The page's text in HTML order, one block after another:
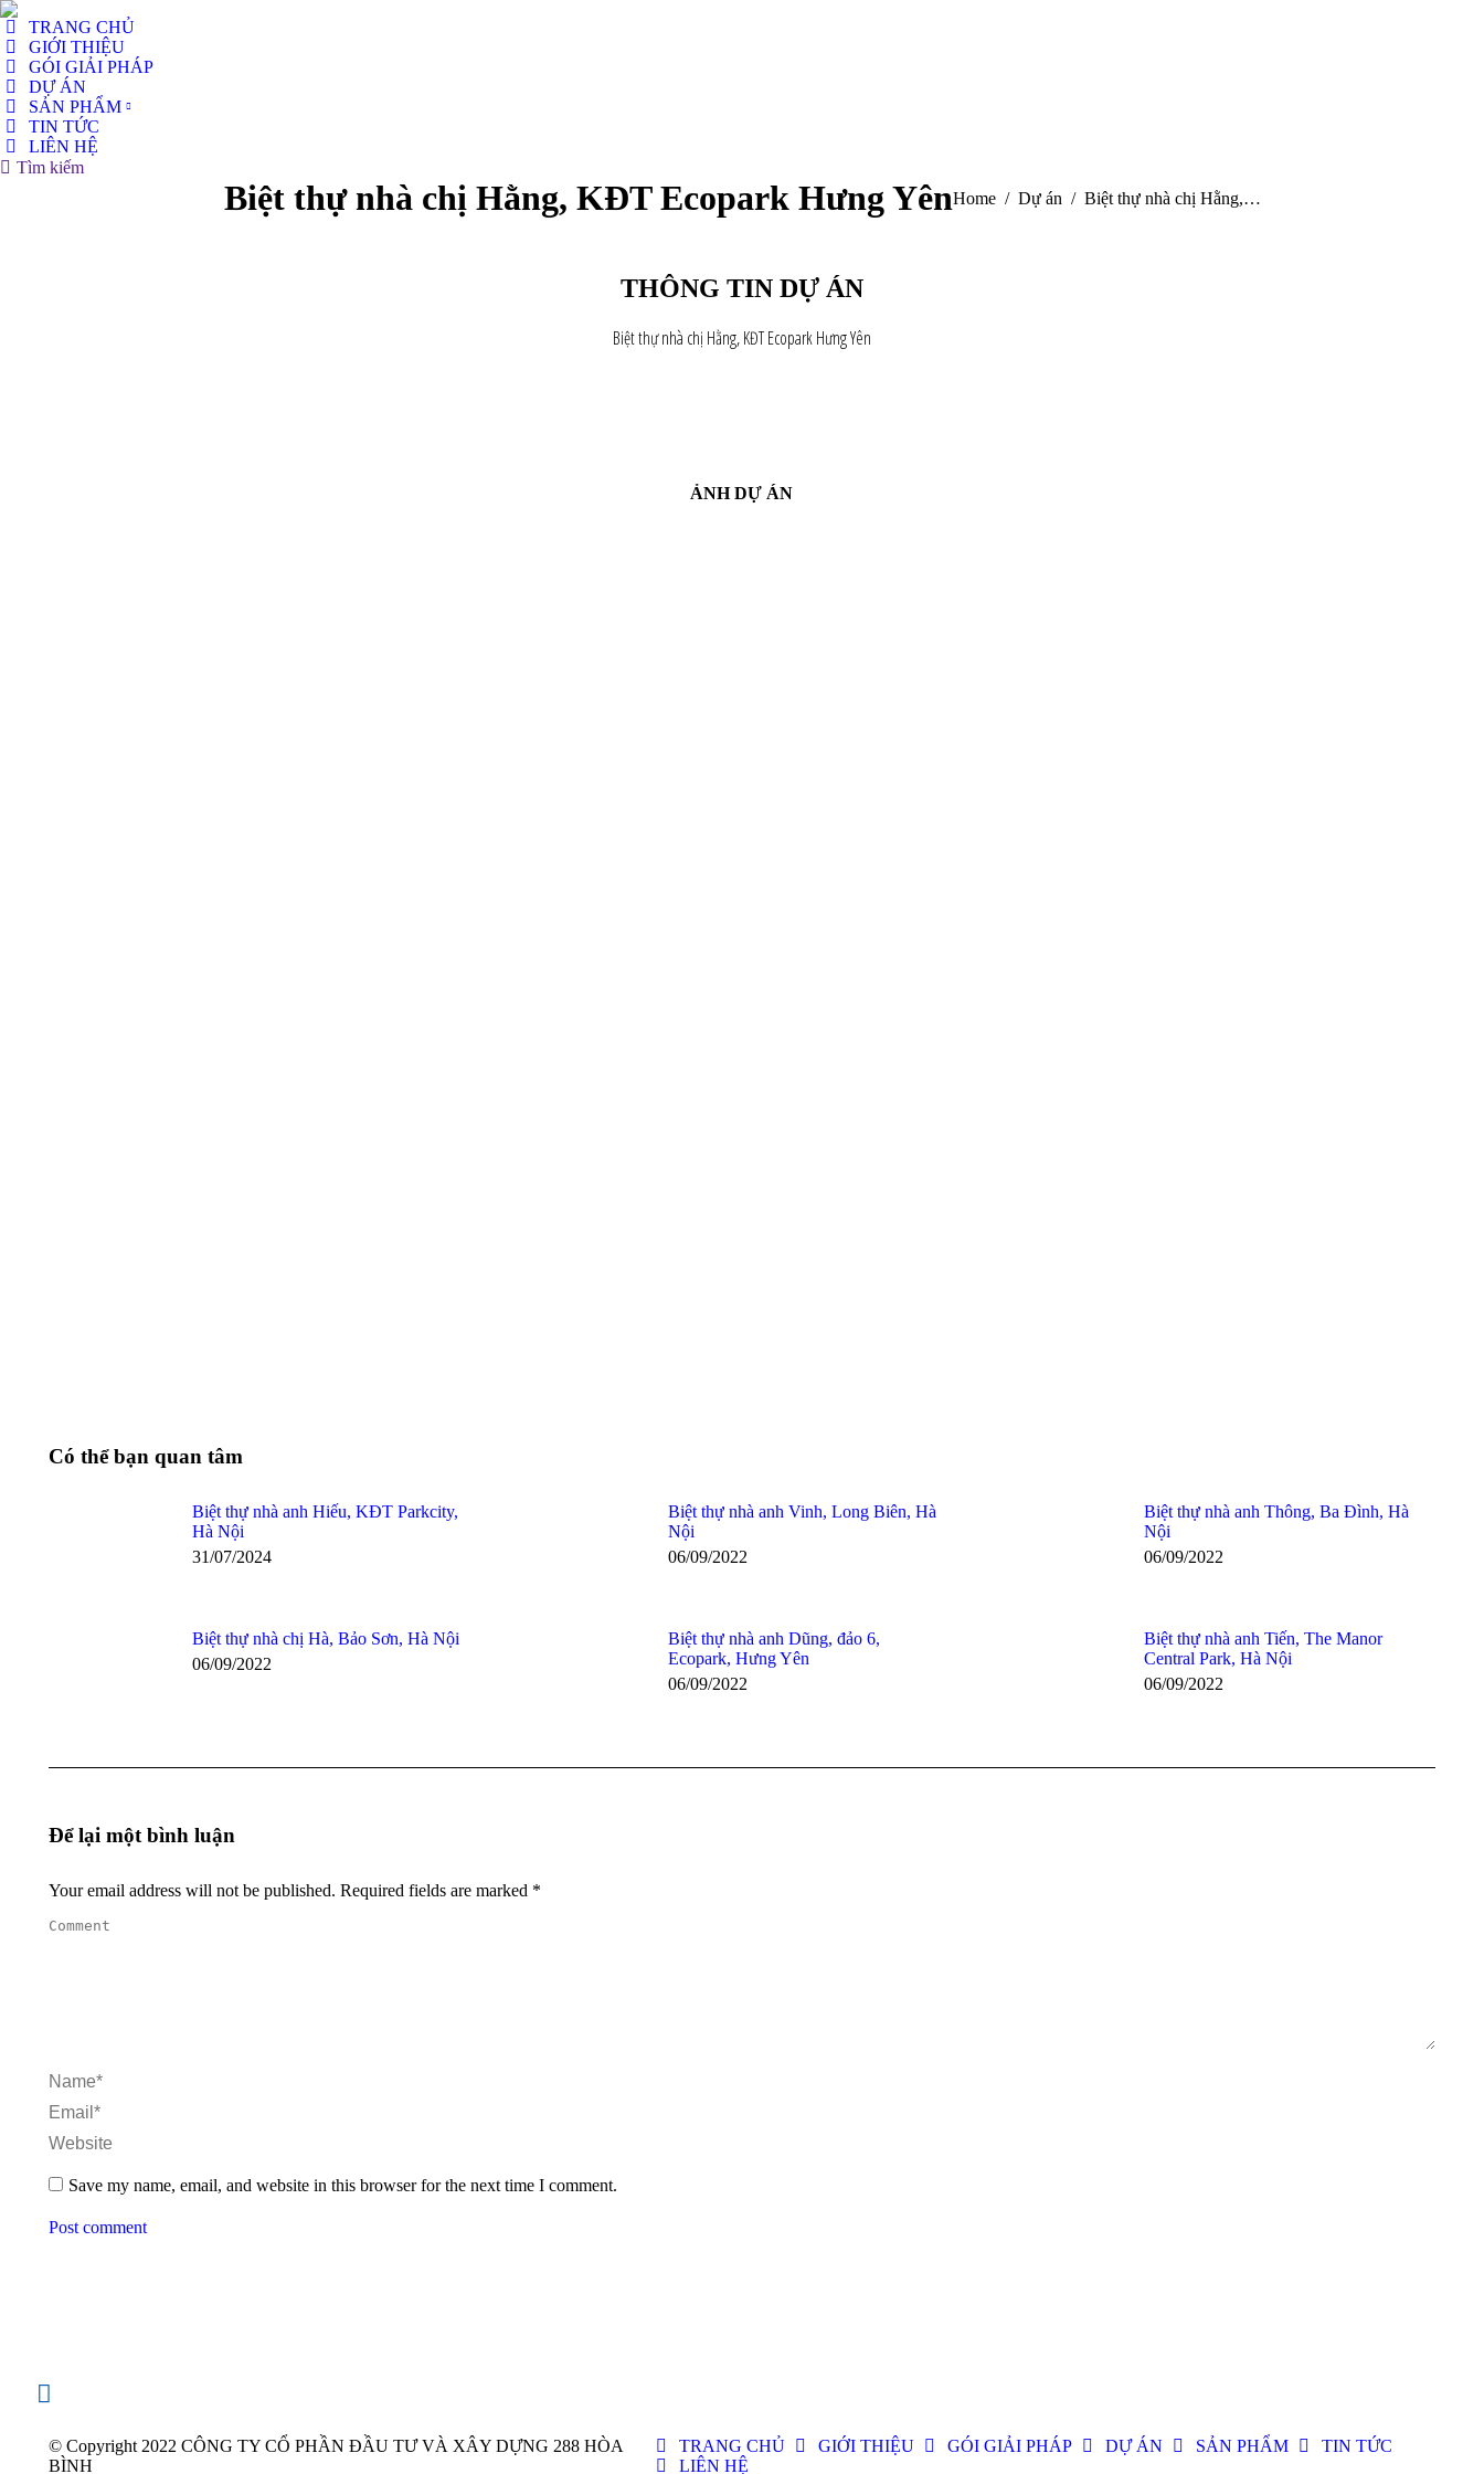
TRANG CHỦ
GIỚI THIỆU
GÓI GIẢI PHÁP
DỰ ÁN
SẢN PHẨM
TIN TỨC
LIÊN HỆ
Search:
Tìm kiếm
Biệt thự nhà chị Hằng, KĐT Ecopark Hưng YênYou are here:
Home Dự án Biệt thự nhà chị Hằng,…
THÔNG TIN DỰ ÁN
Biệt thự nhà chị Hằng, KĐT Ecopark Hưng Yên
ẢNH DỰ ÁN
Có thể bạn quan tâm
Biệt thự nhà anh Hiếu, KĐT Parkcity,
Hà Nội
31/07/2024
Biệt thự nhà anh Vinh, Long Biên, Hà
Nội
06/09/2022
Biệt thự nhà anh Thông, Ba Đình, Hà
Nội
06/09/2022
Biệt thự nhà chị Hà, Bảo Sơn, Hà Nội
06/09/2022
Biệt thự nhà anh Dũng, đảo 6,
Ecopark, Hưng Yên
06/09/2022
Biệt thự nhà anh Tiến, The Manor
Central Park, Hà Nội
06/09/2022
Để lại một bình luận
Your email address will not be published. Required fields are marked *
Comment
Name *
Email *
Website
Save my name, email, and website in this browser for the next time I comment.
Post comment
© Copyright 2022 CÔNG TY CỔ PHẦN ĐẦU TƯ VÀ XÂY DỰNG 288 HÒA
BÌNH
TRANG CHỦ GIỚI THIỆU GÓI GIẢI PHÁP DỰ ÁN SẢN PHẨM
TIN TỨC
LIÊN HỆ